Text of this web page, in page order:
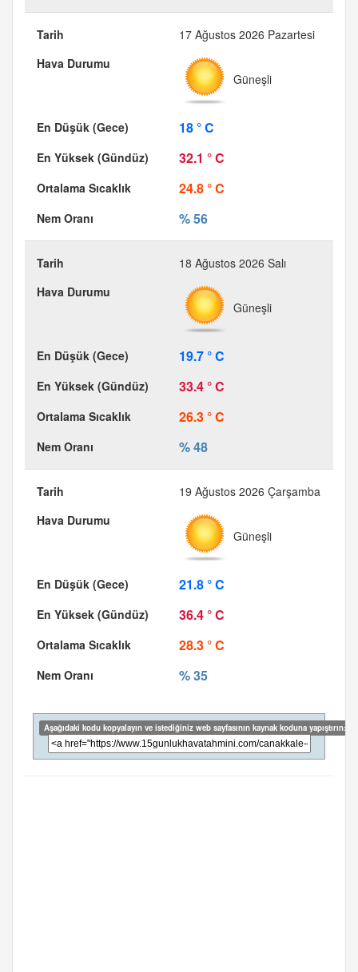
17 Ağustos 2026 Pazartesi
Güneşli
18 ° C
32.1 ° C
24.8 ° C
% 56
18 Ağustos 2026 Salı
Güneşli
19.7 ° C
33.4 ° C
26.3 ° C
% 48
19 Ağustos 2026 Çarşamba
Güneşli
21.8 ° C
36.4 ° C
28.3 ° C
% 35
Aşağıdaki kodu kopyalayın ve istediğiniz web sayfasının kaynak koduna yapıştırın: